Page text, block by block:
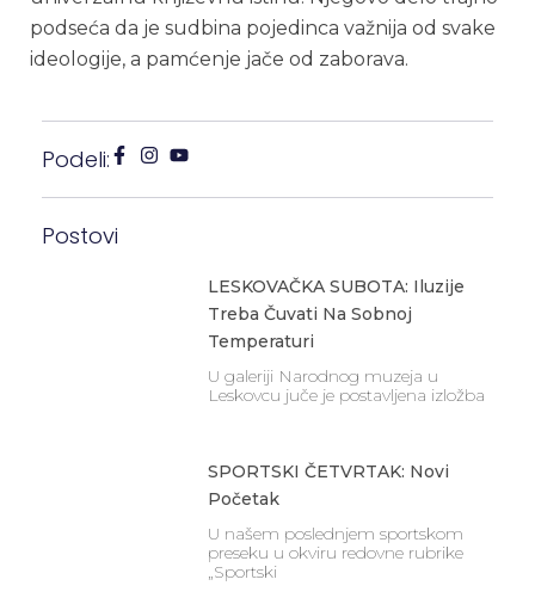
podseća da je sudbina pojedinca važnija od svake
ideologije, a pamćenje jače od zaborava.
Podeli:
Postovi
LESKOVAČKA SUBOTA: Iluzije
Treba Čuvati Na Sobnoj
Temperaturi
U galeriji Narodnog muzeja u
Leskovcu juče je postavljena izložba
SPORTSKI ČETVRTAK: Novi
Početak
U našem poslednjem sportskom
preseku u okviru redovne rubrike
„Sportski